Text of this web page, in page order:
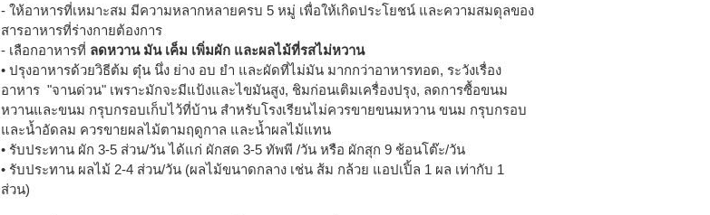
- ให้อาหารที่เหมาะสม มีความหลากหลายครบ 5 หมู่ เพื่อให้เกิดประโยชน์ และความสมดุลของ
สารอาหารที่ร่างกายต้องการ
- เลือกอาหารที่ ลดหวาน มัน เค็ม เพิ่มผัก และผลไม้ที่รสไม่หวาน
• ปรุงอาหารด้วยวิธีต้ม ตุ๋น นึ่ง ย่าง อบ ยำ และผัดที่ไม่มัน มากกว่าอาหารทอด, ระวังเรื่อง
อาหาร "จานด่วน" เพราะมักจะมีแป้งและไขมันสูง, ชิมก่อนเติมเครื่องปรุง, ลดการซื้อขนม
หวานและขนม กรุบกรอบเก็บไว้ที่บ้าน สำหรับโรงเรียนไม่ควรขายขนมหวาน ขนม กรุบกรอบ
และน้ำอัดลม ควรขายผลไม้ตามฤดูกาล และน้ำผลไม้แทน
• รับประทาน ผัก 3-5 ส่วน/วัน ได้แก่ ผักสด 3-5 ทัพพี /วัน หรือ ผักสุก 9 ช้อนโต๊ะ/วัน
• รับประทาน ผลไม้ 2-4 ส่วน/วัน (ผลไม้ขนาดกลาง เช่น ส้ม กล้วย แอปเปิ้ล 1 ผล เท่ากับ 1
ส่วน)